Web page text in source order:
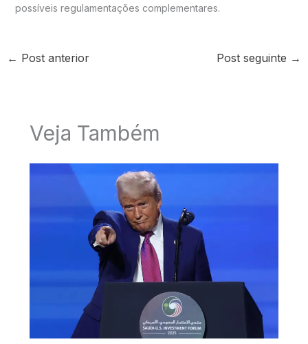
possíveis regulamentações complementares.
← Post anterior Post seguinte →
Veja Também